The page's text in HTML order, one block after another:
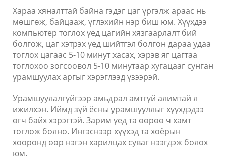
Хараа хяналттай байна гэдэг цаг үргэлж араас нь
мөшгөж, байцааж, үглэхийн нэр биш юм. Хүүхдээ
компьютер тоглох үед цагийн хязгаарлалт бий
болгож, цаг хэтрэх үед шийтгэл болгон дараа удаа
тоглох цагаас 5-10 минут хасах, хэрэв яг цагтаа
тоглохоо зогсоовол 5-10 минутаар хугацааг сунган
урамшуулах аргыг хэрэглээд үзээрэй.
Урамшуулалгүйгээр амьдрал амтгүй алимтай л
ижилхэн. Иймд зүй ёсны урамшууллыг хүүхдэдээ
өгч байх хэрэгтэй. Зарим үед та өөрөө ч хамт
тоглож болно. Ингэснээр хүүхэд та хоёрын
хооронд өөр нэгэн харилцах суваг нээгдэж болох
юм.